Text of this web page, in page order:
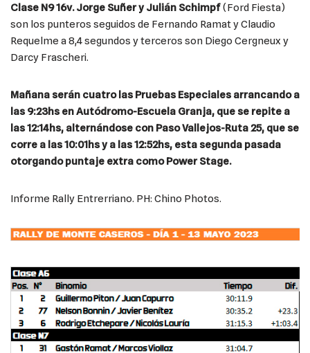
Clase N9 16v. Jorge Suñer y Julián Schimpf(Ford Fiesta)
son los punteros seguidos de Fernando Ramat y Claudio
Requelme a 8,4 segundos y terceros son Diego Cergneux y
Darcy Frascheri.
Mañana serán cuatro las Pruebas Especiales arrancando a
las 9:23hs en Autódromo-Escuela Granja, que se repite a
las 12:14hs, alternándose con Paso Vallejos-Ruta 25, que se
corre a las 10:01hs y a las 12:52hs, esta segunda pasada
otorgando puntaje extra como Power Stage.
Informe Rally Entrerriano. PH: Chino Photos.